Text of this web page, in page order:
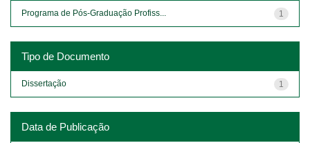
1
Programa de Pós-Graduação Profiss...
Tipo de Documento
1
Dissertação
Data de Publicação